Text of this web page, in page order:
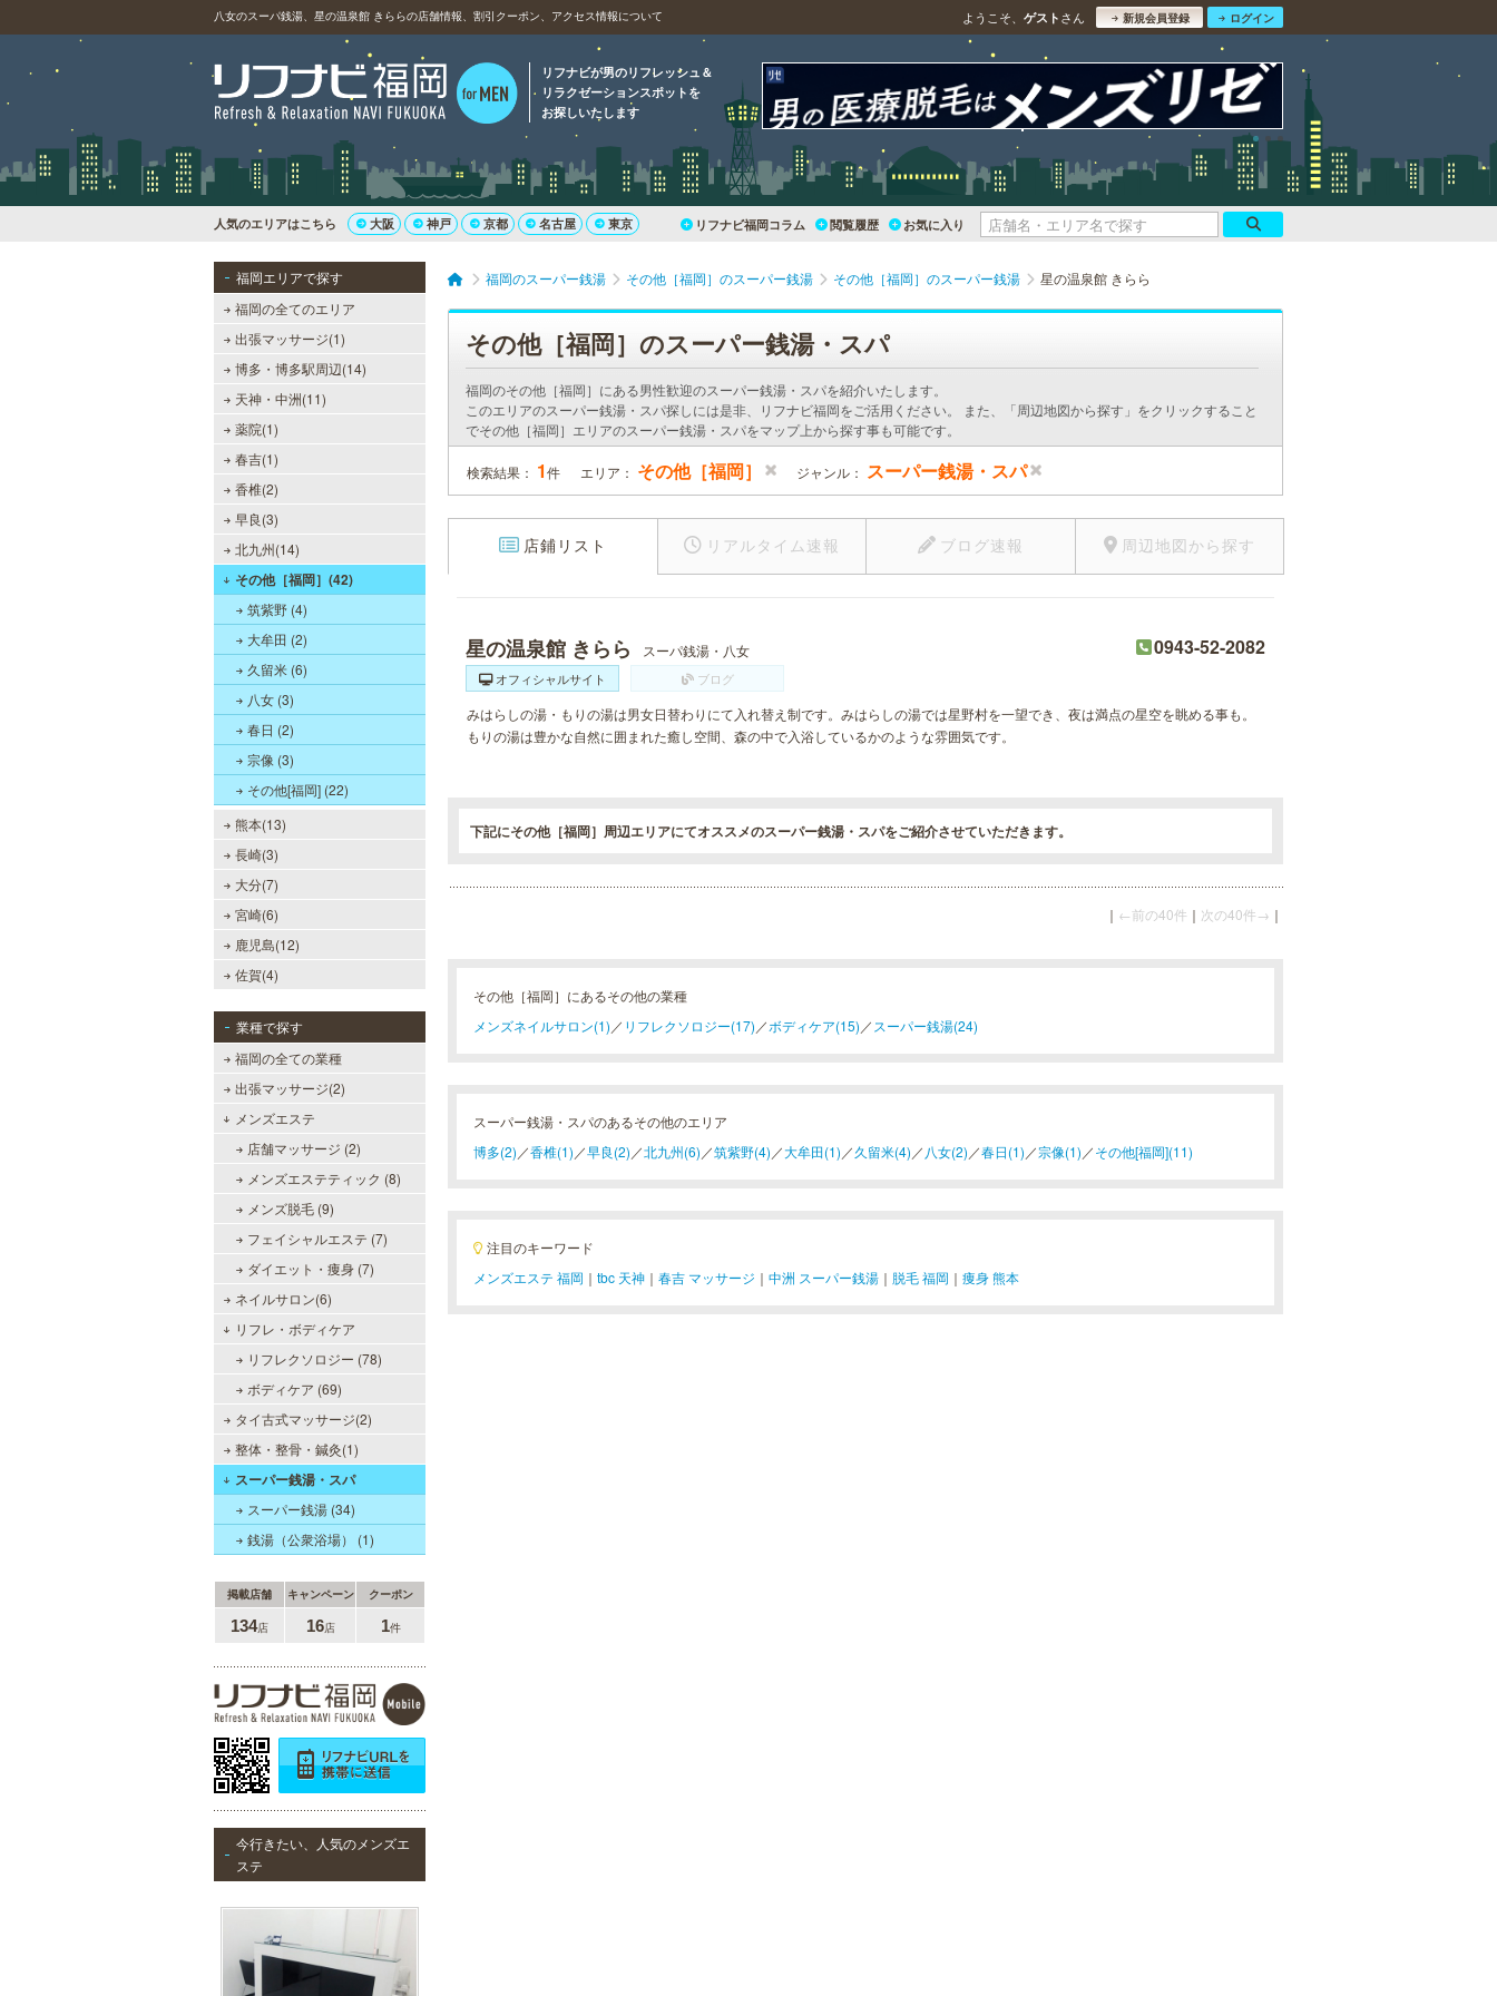
八女のスーパ銭湯、星の温泉館 きららの店舗情報、割引クーポン、アクセス情報について ようこそ、 ゲスト さん 新規会員登録 ログイン
リフナビが男のリフレッシュ＆
リラクゼーションスポットを
お探しいたします
人気のエリアはこちら 大阪 神戸 京都 名古屋 東京 リフナビ福岡コラム 閲覧履歴 お気に入り
福岡エリアで探す
福岡の全てのエリア
出張マッサージ(1)
博多・博多駅周辺(14)
天神・中洲(11)
薬院(1)
春吉(1)
香椎(2)
早良(3)
北九州(14)
その他［福岡］(42)
筑紫野 (4)
大牟田 (2)
久留米 (6)
八女 (3)
春日 (2)
宗像 (3)
その他[福岡] (22)
熊本(13)
長崎(3)
大分(7)
宮崎(6)
鹿児島(12)
佐賀(4)
業種で探す
福岡の全ての業種
出張マッサージ(2)
メンズエステ
店舗マッサージ (2)
メンズエステティック (8)
メンズ脱毛 (9)
フェイシャルエステ (7)
ダイエット・痩身 (7)
ネイルサロン(6)
リフレ・ボディケア
リフレクソロジー (78)
ボディケア (69)
タイ古式マッサージ(2)
整体・整骨・鍼灸(1)
スーパー銭湯・スパ
スーパー銭湯 (34)
銭湯（公衆浴場） (1)
掲載店舗 キャンペーン クーポン
134店 16店 1件
今行きたい、人気のメンズエ
ステ
万葉の湯 博多
博多に誕生しました。九州の東西を
代表する名湯、大分・由布院と佐
賀・武雄から毎日運び込む最上質の
温泉を、高級旅館のような空間で、
MEN’S TBC 天神店
メンズTBCは脱毛だけではなく、フ
富なメニューを取り揃え、男性の健
康的な美を全力でサポート。初めて
の方にも安心の、お得な体験コース
も多数ご用意しております。
ラ・パルレ 天神店
ラ・パルレは独自の研究と実績をベ
ではなく、フェイシャルやヒーリン
グエステ等外側からも内側からも美
しくなるメニューを豊富に取り揃え
ております。お得な体験コースも必
見です。
メンズTBCはライフスタイルにリン
クした豊富なメニューをご提案。カ
ェイスケア等、お客様のニーズにマ
す。まずはお得な体験コースをチェ
ック。
福岡のスーパー銭湯 その他［福岡］のスーパー銭湯 その他［福岡］のスーパー銭湯 星の温泉館 きらら
その他［福岡］のスーパー銭湯・スパ
福岡のその他［福岡］にある男性歓迎のスーパー銭湯・スパを紹介いたします。
このエリアのスーパー銭湯・スパ探しには是非、リフナビ福岡をご活用ください。 また、「周辺地図から探す」をクリックすること
でその他［福岡］エリアのスーパー銭湯・スパをマップ上から探す事も可能です。
検索結果： 1件 エリア： その他［福岡］ ジャンル： スーパー銭湯・スパ
店鋪リスト リアルタイム速報 ブログ速報 周辺地図から探す
星の温泉館 きらら スーパ銭湯・八女 0943-52-2082
オフィシャルサイト ブログ
みはらしの湯・もりの湯は男女日替わりにて入れ替え制です。みはらしの湯では星野村を一望でき、夜は満点の星空を眺める事も。
もりの湯は豊かな自然に囲まれた癒し空間、森の中で入浴しているかのような雰囲気です。
下記にその他［福岡］周辺エリアにてオススメのスーパー銭湯・スパをご紹介させていただきます。
｜ ←前の40件 ｜ 次の40件→ ｜
その他［福岡］にあるその他の業種
メンズネイルサロン(1) ／ リフレクソロジー(17) ／ボディケア(15) ／ スーパー銭湯(24)
スーパー銭湯・スパのあるその他のエリア
博多(2) ／香椎(1) ／早良(2) ／北九州(6) ／筑紫野(4) ／大牟田(1) ／久留米(4) ／ 八女(2) ／春日(1) ／宗像(1) ／その他[福岡](11)
注目のキーワード
メンズエステ 福岡 ｜ tbc 天神 ｜ 春吉 マッサージ ｜ 中洲 スーパー銭湯 ｜ 脱毛 福岡 ｜ 痩身 熊本